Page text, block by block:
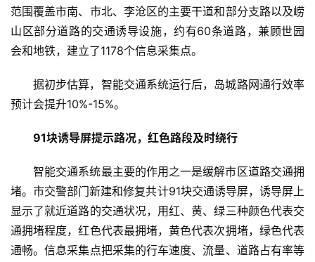
范围覆盖市南、市北、李沧区的主要干道和部分支路以及崂
山区部分道路的交通诱导设施，约有60条道路，兼顾世园
会和地铁，建立了1178个信息采集点。
据初步估算，智能交通系统运行后，岛城路网通行效率
预计会提升10%-15%。
91块诱导屏提示路况，红色路段及时绕行
智能交通系统最主要的作用之一是缓解市区道路交通拥
堵。市交警部门新建和修复共计91块交通诱导屏，诱导屏上
显示了就近道路的交通状况，用红、黄、绿三种颜色代表交
通拥堵程度，红色代表最拥堵，黄色代表次拥堵，绿色代表
通畅。信息采集点把采集的行车速度、流量、道路占有率等